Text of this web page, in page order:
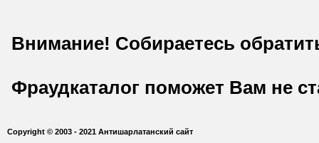
Внимание! Собираетесь
Фраудкаталог поможет Вам не
Copyright © 2003 - 2021 Антишарлатанский сайт